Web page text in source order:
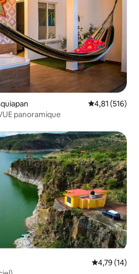
Note
4,81 (516)
panoramique
Note
4,79 (14)